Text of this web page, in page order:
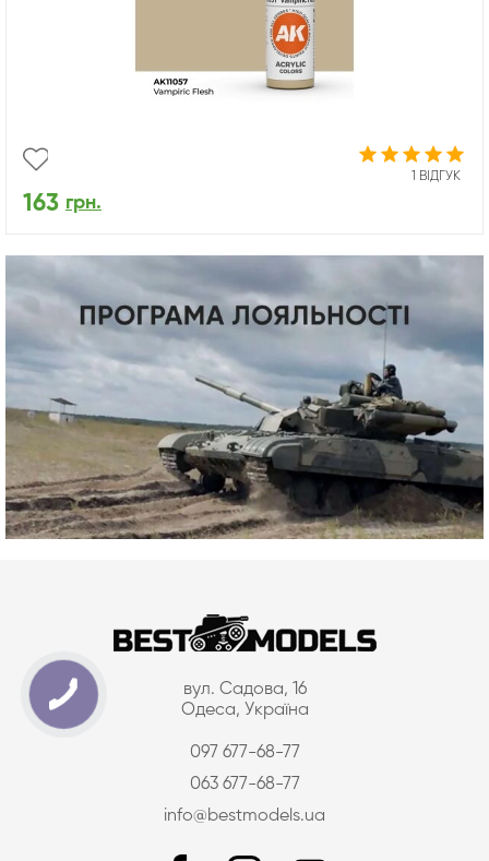
1 ВІДГУК
163 грн.
вул. Садова, 16
Одеса, Україна
097 677-68-77
063 677-68-77
info@bestmodels.ua